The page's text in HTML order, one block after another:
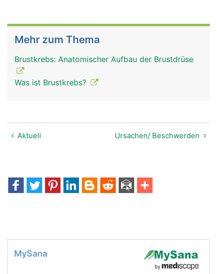
Mehr zum Thema
Brustkrebs: Anatomischer Aufbau der Brustdrüse
Was ist Brustkrebs?
Aktuell Ursachen/ Beschwerden
MySana